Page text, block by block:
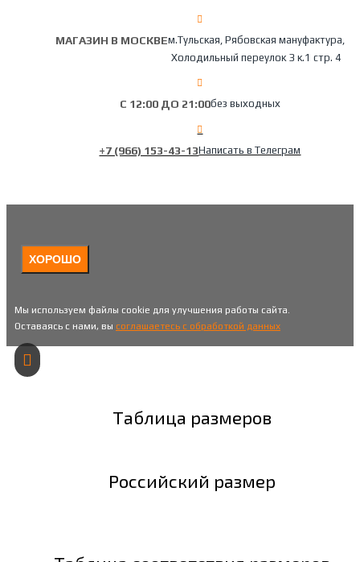
МАГАЗИН В МОСКВЕм.Тульская, Рябовская мануфактура,
Холодильный переулок 3 к.1 стр. 4
С 12:00 ДО 21:00без выходных
+7 (966) 153-43-13Написать в Телеграм
ХОРОШО
Мы используем файлы cookie для улучшения работы сайта.
Оставаясь с нами, вы соглашаетесь с обработкой данных
Таблица размеров
Российский размер